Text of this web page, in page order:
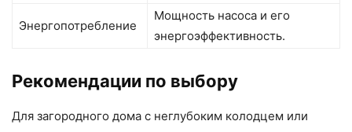
Энергопотребление
Мощность насоса и его
энергоэффективность.
Рекомендации по выбору
Для загородного дома с неглубоким колодцем или